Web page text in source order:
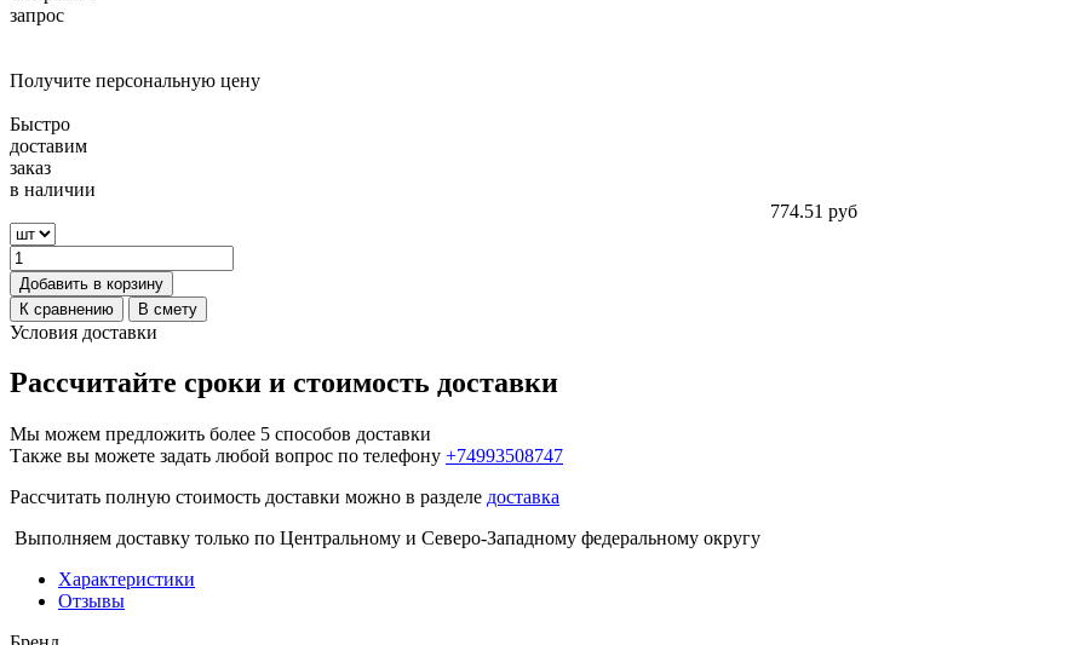
запрос
Получите персональную цену
Быстро
доставим
заказ
в наличии
774.51 руб
Добавить в корзину
К сравнению
В смету
Условия доставки
Рассчитайте сроки и стоимость доставки
Мы можем предложить более 5 способов доставки
Также вы можете задать любой вопрос по телефону +74993508747
Рассчитать полную стоимость доставки можно в разделе доставка
Выполняем доставку только по Центральному и Северо-Западному федеральному округу
Характеристики
Отзывы